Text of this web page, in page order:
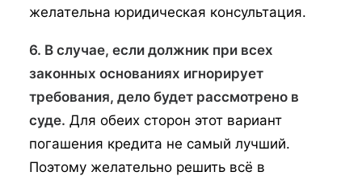
желательна юридическая консультация.
6. В случае, если должник при всех
законных основаниях игнорирует
требования, дело будет рассмотрено в
суде. Для обеих сторон этот вариант
погашения кредита не самый лучший.
Поэтому желательно решить всё в